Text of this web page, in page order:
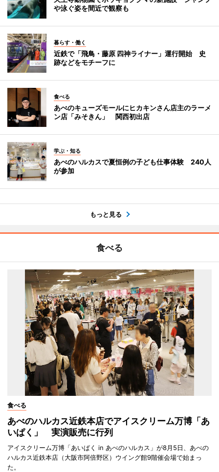
や泳ぐ姿を間近で観察も
暮らす・働く
近鉄で「飛鳥・藤原 四神ライナー」運行開始 史
跡などをモチーフに
食べる
あべのキューズモールにヒカキンさん店主のラーメ
ン店「みそきん」 関西初出店
学ぶ・知る
あべのハルカスで夏恒例の子ども仕事体験 240人
が参加
もっと見る
食べる
食べる
あべのハルカス近鉄本店でアイスクリーム万博「あ
いぱく」 実演販売に行列
アイスクリーム万博「あいぱく in あべのハルカス」が8月5日、あべの
ハルカス近鉄本店（大阪市阿倍野区）ウイング館9階催会場で始まっ
た。